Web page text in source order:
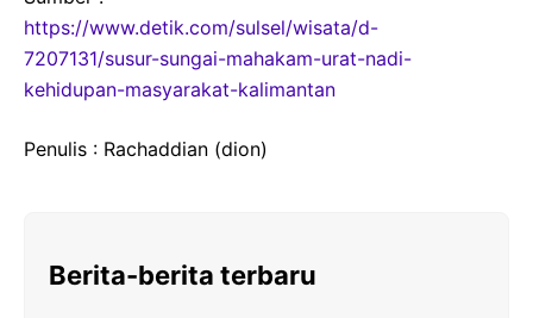
https://www.detik.com/sulsel/wisata/d-
7207131/susur-sungai-mahakam-urat-nadi-
kehidupan-masyarakat-kalimantan
Penulis : Rachaddian (dion)
Berita-berita terbaru